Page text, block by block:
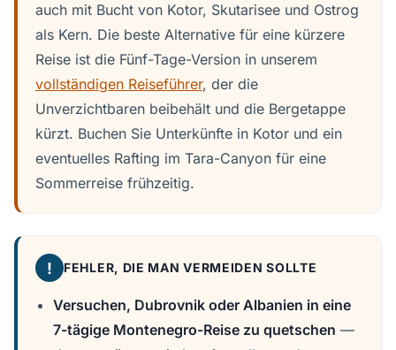
auch mit Bucht von Kotor, Skutarisee und Ostrog
als Kern. Die beste Alternative für eine kürzere
Reise ist die Fünf-Tage-Version in unserem
vollständigen Reiseführer, der die
Unverzichtbaren beibehält und die Bergetappe
kürzt. Buchen Sie Unterkünfte in Kotor und ein
eventuelles Rafting im Tara-Canyon für eine
Sommerreise frühzeitig.
! FEHLER, DIE MAN VERMEIDEN SOLLTE
Versuchen, Dubrovnik oder Albanien in eine
7-tägige Montenegro-Reise zu quetschen —